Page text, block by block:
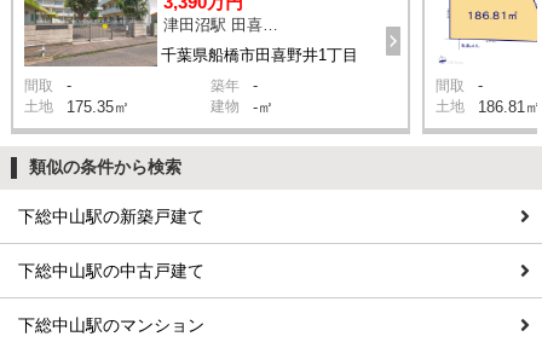
千葉県船橋市田喜野井1丁目
間取 - 築年 -
土地 175.35㎡ 建物 -㎡
間取 -
土地 186.81㎡
類似の条件から検索
下総中山駅の新築戸建て
下総中山駅の中古戸建て
下総中山駅のマンション